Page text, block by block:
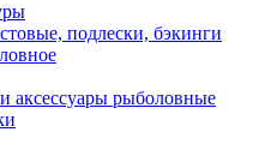
подлески, бэкинги
аксессуары рыболовные